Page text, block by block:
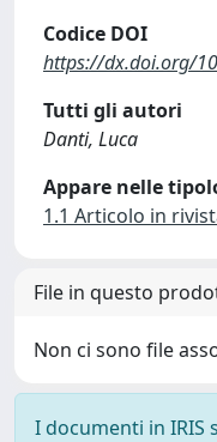
Codice DOI
https://dx.doi.org/
Tutti gli autori
Danti, Luca
Appare nelle
1.1 Articolo in
File in questo
Non ci sono file
I documenti in